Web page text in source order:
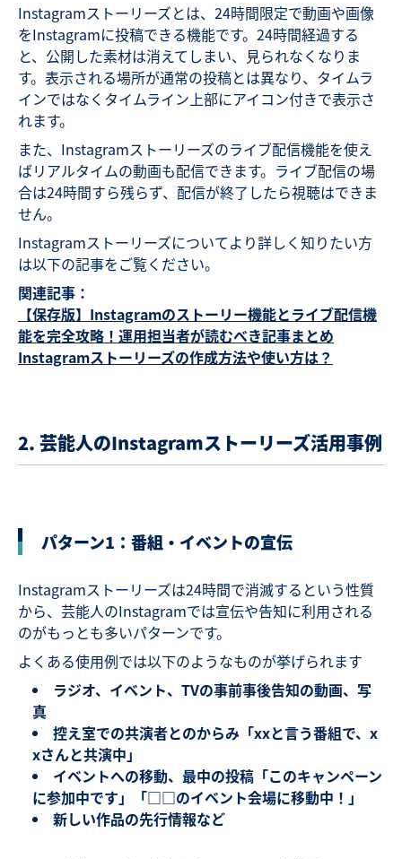
Instagramストーリーズとは、24時間限定で動画や画像
をInstagramに投稿できる機能です。24時間経過する
と、公開した素材は消えてしまい、見られなくなりま
す。表示される場所が通常の投稿とは異なり、タイムラ
インではなくタイムライン上部にアイコン付きで表示さ
れます。
また、Instagramストーリーズのライブ配信機能を使え
ばリアルタイムの動画も配信できます。ライブ配信の場
合は24時間すら残らず、配信が終了したら視聴はできま
せん。
Instagramストーリーズについてより詳しく知りたい方
は以下の記事をご覧ください。
関連記事：
【保存版】Instagramのストーリー機能とライブ配信機
能を完全攻略！運用担当者が読むべき記事まとめ
Instagramストーリーズの作成方法や使い方は？
2. 芸能人のInstagramストーリーズ活用事例
パターン1：番組・イベントの宣伝
Instagramストーリーズは24時間で消滅するという性質
から、芸能人のInstagramでは宣伝や告知に利用される
のがもっとも多いパターンです。
よくある使用例では以下のようなものが挙げられます
ラジオ、イベント、TVの事前事後告知の動画、写
真
控え室での共演者とのからみ「xxと言う番組で、x
xさんと共演中」
イベントへの移動、最中の投稿「このキャンペーン
に参加中です」「□□のイベント会場に移動中！」
新しい作品の先行情報など